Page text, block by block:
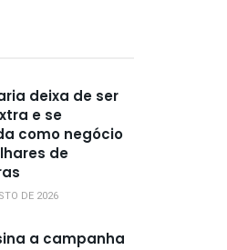
deixa de ser
e se
como negócio
de
DE 2026
a campanha